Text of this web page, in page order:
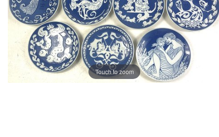
Touch to zoom